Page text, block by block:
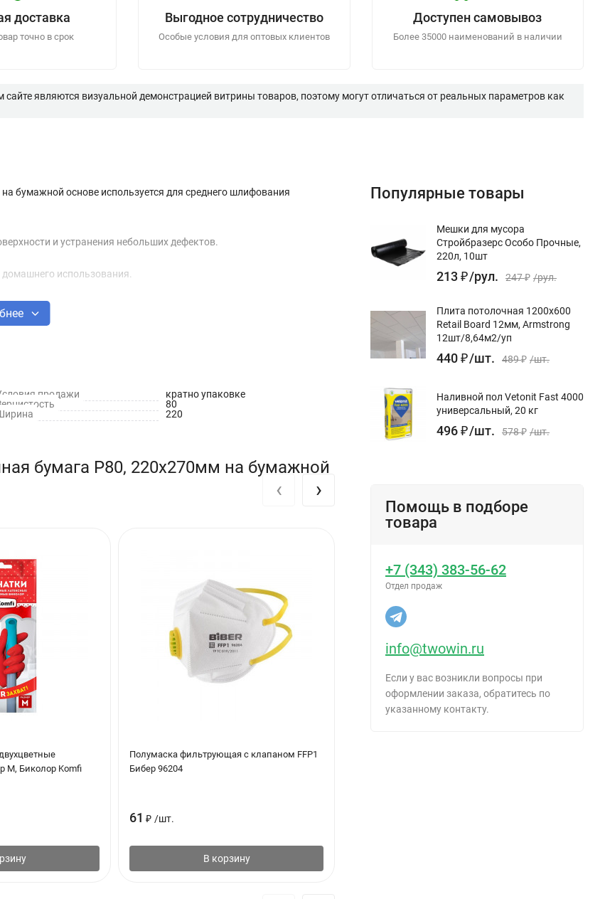
доставка
точно в срок
Выгодное сотрудничество
Особые условия для оптовых клиентов
Доступен самовывоз
Более 35000 наименований в наличии
являются визуальной демонстрацией витрины товаров, поэтому могут отличаться от реальных параметров как
бумажной основе используется для среднего шлифования
и устранения небольших дефектов.
использования.
продажи
кратно упаковке
80
220
бумага Р80, 220х270мм на бумажной
M, Биколор Komfi
Полумаска фильтрующая с клапаном FFP1
Бибер 96204
61 ₽ /шт.
В корзину
‹ ›
Популярные товары
Мешки для мусора
Стройбразерс Особо Прочные,
220л, 10шт
213₽/рул. 247₽ /рул.
Плита потолочная 1200х600
Retail Board 12мм, Armstrong
12шт/8,64м2/уп
440₽/шт. 489₽ /шт.
Наливной пол Vetonit Fast 4000
универсальный, 20 кг
496₽/шт. 578₽ /шт.
Помощь в подборе
товара
+7 (343) 383-56-62
Отдел продаж
info@twowin.ru
Если у вас возникли вопросы при
оформлении заказа, обратитесь по
указанному контакту.